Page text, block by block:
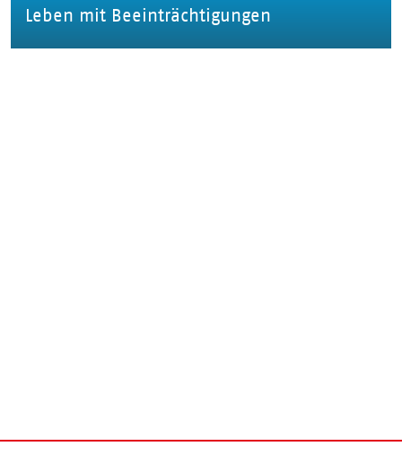
Leben mit Beeinträchtigungen